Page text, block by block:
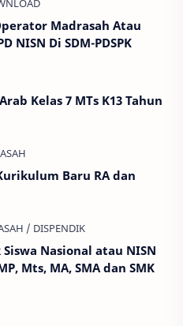
Madrasah Atau
NISN Di SDM-PDSPK
Kelas 7 MTs K13 Tahun
Baru RA dan
Nasional atau NISN
Mts, MA, SMA dan SMK